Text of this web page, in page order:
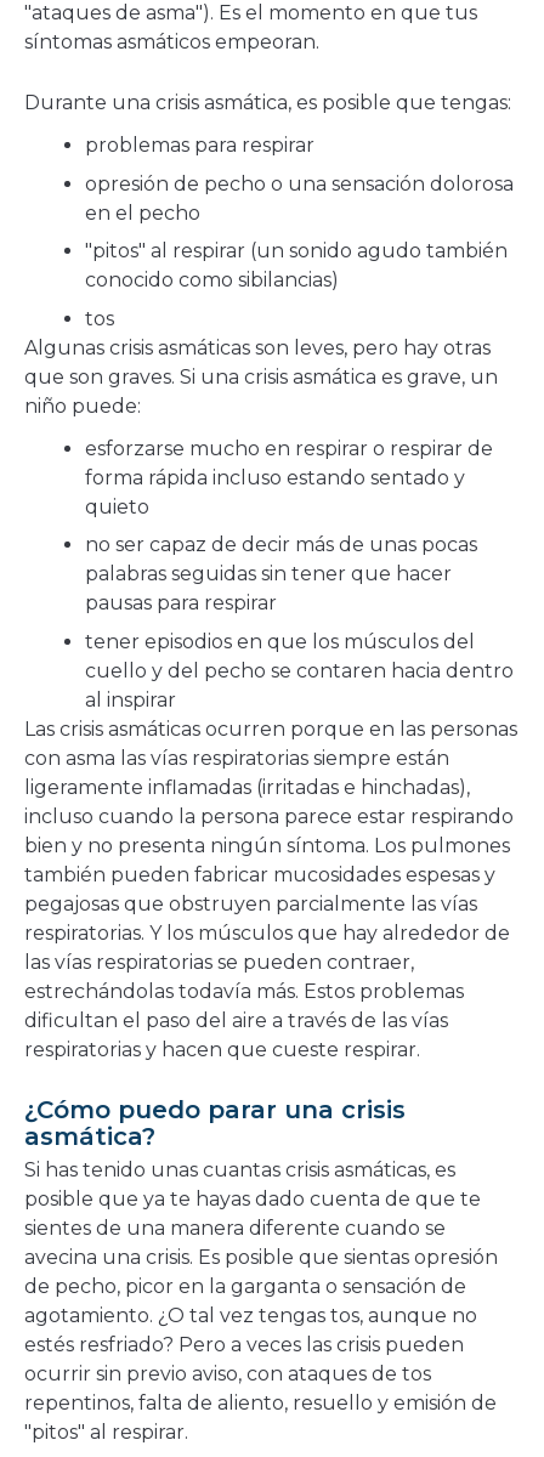
"ataques de asma"). Es el momento en que tus
síntomas asmáticos empeoran.
Durante una crisis asmática, es posible que tengas:
problemas para respirar
opresión de pecho o una sensación dolorosa
en el pecho
"pitos" al respirar (un sonido agudo también
conocido como sibilancias)
tos
Algunas crisis asmáticas son leves, pero hay otras
que son graves. Si una crisis asmática es grave, un
niño puede:
esforzarse mucho en respirar o respirar de
forma rápida incluso estando sentado y
quieto
no ser capaz de decir más de unas pocas
palabras seguidas sin tener que hacer
pausas para respirar
tener episodios en que los músculos del
cuello y del pecho se contaren hacia dentro
al inspirar
Las crisis asmáticas ocurren porque en las personas
con asma las vías respiratorias siempre están
ligeramente inflamadas (irritadas e hinchadas),
incluso cuando la persona parece estar respirando
bien y no presenta ningún síntoma. Los pulmones
también pueden fabricar mucosidades espesas y
pegajosas que obstruyen parcialmente las vías
respiratorias. Y los músculos que hay alrededor de
las vías respiratorias se pueden contraer,
estrechándolas todavía más. Estos problemas
dificultan el paso del aire a través de las vías
respiratorias y hacen que cueste respirar.
¿Cómo puedo parar una crisis
asmática?
Si has tenido unas cuantas crisis asmáticas, es
posible que ya te hayas dado cuenta de que te
sientes de una manera diferente cuando se
avecina una crisis. Es posible que sientas opresión
de pecho, picor en la garganta o sensación de
agotamiento. ¿O tal vez tengas tos, aunque no
estés resfriado? Pero a veces las crisis pueden
ocurrir sin previo aviso, con ataques de tos
repentinos, falta de aliento, resuello y emisión de
"pitos" al respirar.